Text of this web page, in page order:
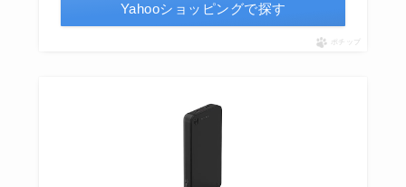
Yahooショッピングで探す
ポチップ